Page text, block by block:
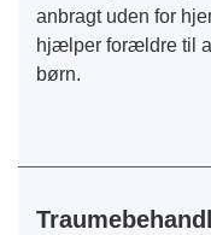
anbragt uden for
hjælper forældre til
børn.